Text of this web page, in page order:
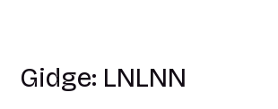
Gidge: LNLNN